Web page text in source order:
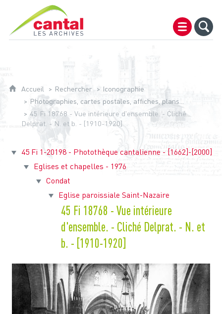
Archives du Cantal
Accueil Rechercher
Iconographie
Photographies, cartes postales, affiches, plans...
45 Fi 18768 - Vue intérieure d'ensemble. - Cliché
Delprat. - N. et b. - [1910-1920]
45 Fi 1-20198 - Photothèque cantalienne - [1662]-[2000]
Eglises et chapelles - 1976
Condat
Eglise paroissiale Saint-Nazaire
45 Fi 18768 - Vue intérieure
d'ensemble. - Cliché Delprat. - N. et
b. - [1910-1920]